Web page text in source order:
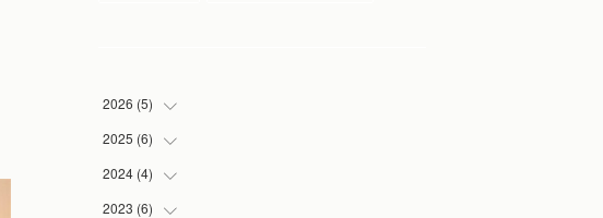
2026 (5)
(
)
(
)
(
)
2025 (6)
(
)
(
)
2024 (4)
(
)
2023 (6)